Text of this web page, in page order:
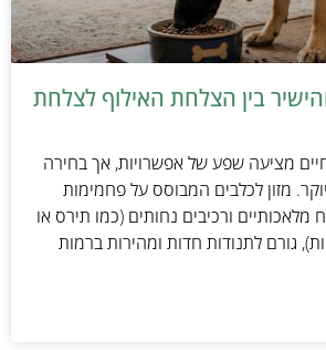
בין הצלחת האילוף לצלחת
מציעה שפע של אפשרויות, אך בחירה
מזון לכלבים המבוסס על פחמימות
מלאכותיים ורכיבים נחותים (כמו תירס או
גורם לתנודות חדות ומהירות ברמות